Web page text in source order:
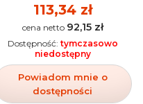
Cena
113,34 zł
Cena 92,15 zł
Powiadom mnie o
dostępności
Dostępność: tymczasowo
niedostępny